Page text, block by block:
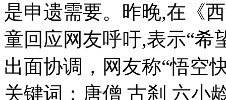
实拍沪市民抽皮带与抢银行劫匪对峙
山西运城恶犬咬伤多人 警民合力深夜将其击毙
是申遗需要。昨晚,在《
童回应网友呼吁,表示“希
出面协调，网友称“悟空
关键词：唐僧 古刹 六小